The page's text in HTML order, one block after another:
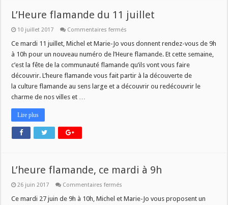
L’Heure flamande du 11 juillet
10 juillet 2017 Commentaires fermés
flamande
11
juillet
Ce mardi 11 juillet, Michel et Marie-Jo vous donnent rendez-vous de 9h
à 10h pour un nouveau numéro de l’Heure flamande. Et cette semaine,
c’est la fête de la communauté flamande qu’ils vont vous faire
découvrir. L’heure flamande vous fait partir à la découverte de
la culture flamande au sens large et a découvrir ou redécouvrir le
charme de nos villes et …
Lire plus
L’heure flamande, ce mardi à 9h
26 juin 2017 Commentaires fermés
flamande,
Ce mardi 27 juin de 9h à 10h, Michel et Marie-Jo vous proposent un